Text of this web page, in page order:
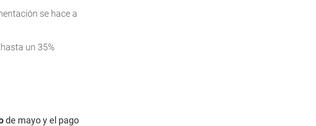
se hace a
un 35%
de mayo y el pago